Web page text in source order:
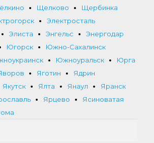
Щелково
Щербинка
Электросталь
Элиста Энгельс
Энергодар
Югорск
Южно-Сахалинск
Южноуральск
Юрга
Яготин
Ядрин
Якутск Ялта Янаул
Яранск
Ярцево
Ясиноватая